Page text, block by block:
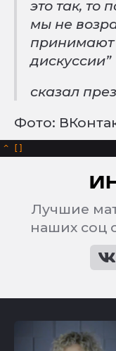
это так, то
мы не
принимают
дискуссии”
сказал
Фото:
^
Лучшие
наших соц